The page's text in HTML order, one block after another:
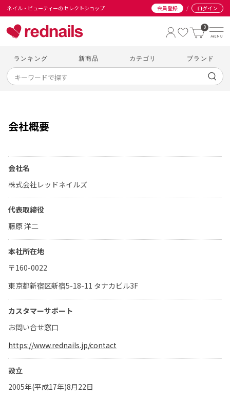
ネイル・ビューティーのセレクトショップ 会員登録 / ログイン
0
ランキング 新商品 カテゴリ ブランド
会社概要
会社名
株式会社レッドネイルズ
代表取締役
藤原 洋二
本社所在地
〒160-0022
東京都新宿区新宿5-18-11 タナカビル3F
カスタマーサポート
お問い合せ窓口
https://www.rednails.jp/contact
設立
2005年(平成17年)8月22日